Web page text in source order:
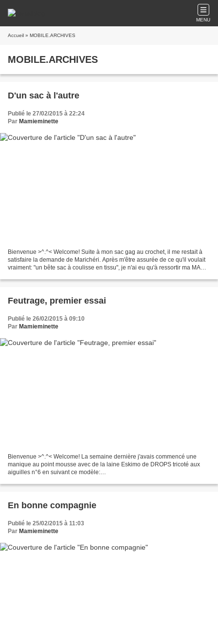
MENU
Accueil » MOBILE.ARCHIVES
MOBILE.ARCHIVES
D'un sac à l'autre
Publié le 27/02/2015 à 22:24
Par Mamieminette
Bienvenue >^.^< Welcome! Suite à mon sac gag au crochet, il me restait à
satisfaire la demande de Marichéri. Après m'être assurée de ce qu'il voulait
vraiment: "un bête sac à coulisse en tissu", je n'ai eu qu'à ressortir ma MAC.
Feutrage, premier essai
Publié le 26/02/2015 à 09:10
Par Mamieminette
Bienvenue >^.^< Welcome! La semaine dernière j'avais commencé une
manique au point mousse avec de la laine Eskimo de DROPS tricoté aux
aiguilles n°6 en suivant ce modèle:
J'avais envie...
En bonne compagnie
Publié le 25/02/2015 à 11:03
Par Mamieminette